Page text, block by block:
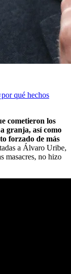
qué hechos
cometieron los
granja, así como
forzado de más
a Álvaro Uribe,
masacres, no hizo